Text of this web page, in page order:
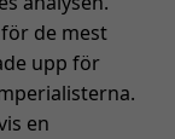
de mest
upp för
en